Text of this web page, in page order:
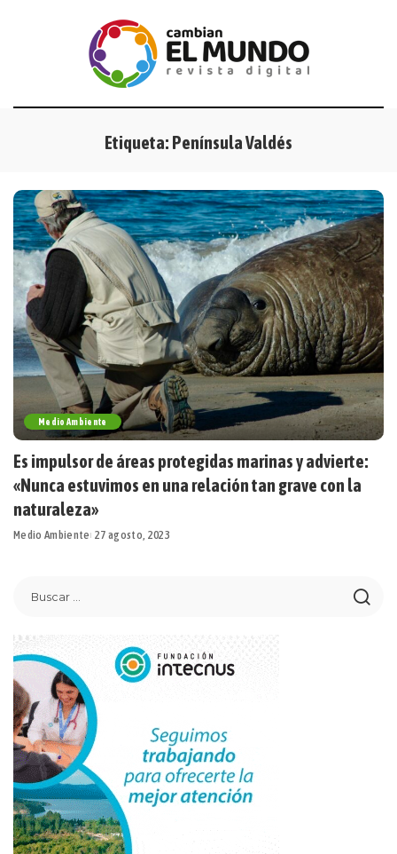
Etiqueta: Península Valdés
Medio Ambiente
Es impulsor de áreas protegidas marinas y advierte:
«Nunca estuvimos en una relación tan grave con la
naturaleza»
Medio Ambiente 27 agosto, 2023